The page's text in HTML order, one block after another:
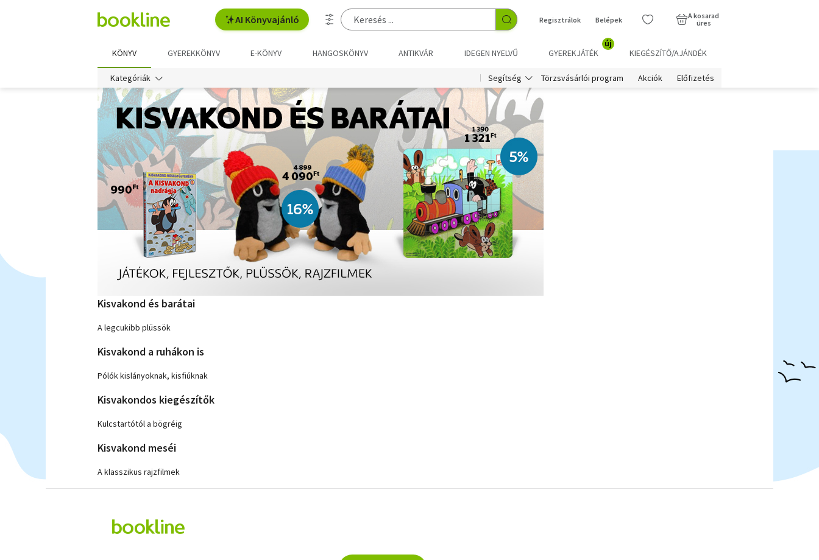
AI Könyvajánló Regisztrálok Belépek
A kosarad
üres
KÖNYV GYEREKKÖNYV E-KÖNYV HANGOSKÖNYV ANTIKVÁR IDEGEN NYELVŰ GYEREKJÁTÉK
új
KIEGÉSZÍTŐ/AJÁNDÉK
Kategóriák Segítség Törzsvásárlói program Akciók Előfizetés
Kisvakond és barátai
A legcukibb plüssök
Kisvakond a ruhákon is
Pólók kislányoknak, kisfiúknak
Kisvakondos kiegészítők
Kulcstartótól a bögréig
Kisvakond meséi
A klasszikus rajzfilmek